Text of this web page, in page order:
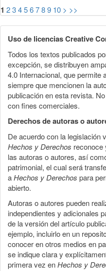
1 23456789 10 > >>
Uso de licencias Creative
Todos los textos publicados
excepción, se distribuyen
4.0 Internacional, que permite
siempre que mencionen la
publicación en esta revista.
con fines comerciales.
Derechos de autoras o
De acuerdo con la legislación
Hechos y Derechos reconoce
las autoras o autores, así
patrimonial, el cual será
aHechos y Derechos para
abierto.
Autoras o autores pueden
independientes y adicionales
de la versión del artículo
ejemplo, incluirlo en un
conocer en otros medios en
se indique clara y
primera vez enHechos y